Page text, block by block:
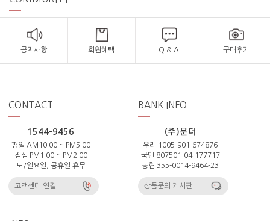
공지사항 회원혜택 Q & A 구매후기
CONTACT
1544-9456
평일 AM10:00 ~ PM5:00
점심 PM1:00 ~ PM2:00
토/일요일, 공휴일 휴무
고객센터 연결
BANK INFO
(주)분더
우리 1005-901-674876
국민 807501-04-177717
농협 355-0014-9464-23
상품문의 게시판